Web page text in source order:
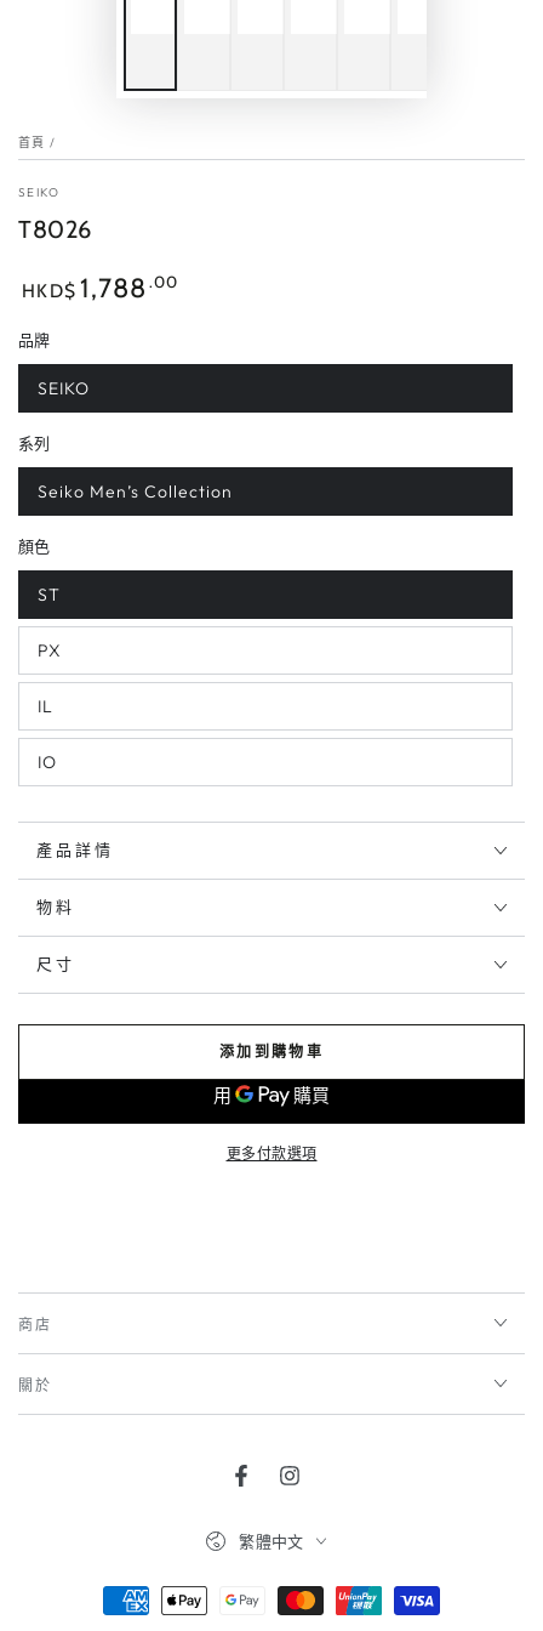
首頁 /
SEIKO
T8026
正
價
HKD$ 1,788 .00
品牌
SEIKO
系列
Seiko Men’s Collection
顏色
ST
PX
IL
IO
產品詳情
物料
尺寸
添加到購物車
更多付款選項
商店
關於
FacebookInstagram
言
繁體中文